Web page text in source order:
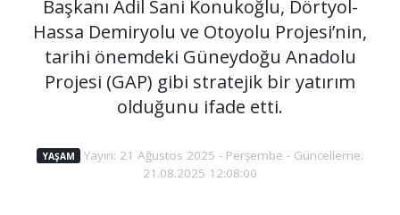
Başkanı Adil Sani Konukoğlu, Dörtyol-
Hassa Demiryolu ve Otoyolu Projesi’nin,
tarihi önemdeki Güneydoğu Anadolu
Projesi (GAP) gibi stratejik bir yatırım
olduğunu ifade etti.
YAŞAM
Yayın: 21 Ağustos 2025 - Perşembe - Güncelleme:
21.08.2025 12:08:00